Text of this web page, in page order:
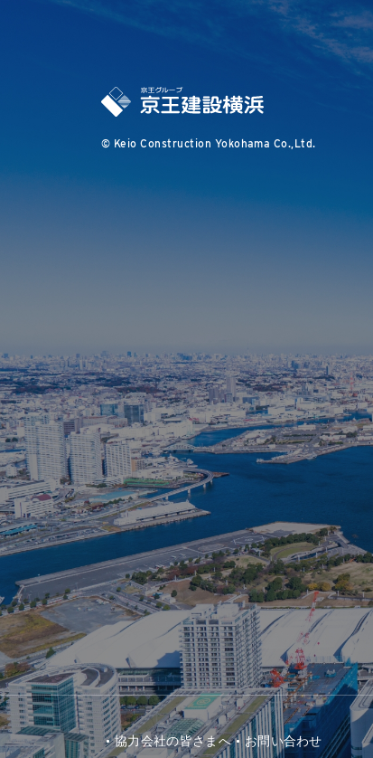
© Keio Construction Yokohama Co.,Ltd.
協⼒会社の皆さまへ お問い合わせ